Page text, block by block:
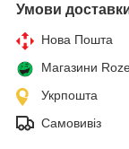
Умови
Нова Пошта
Магазини
Укрпошта
Самовивіз